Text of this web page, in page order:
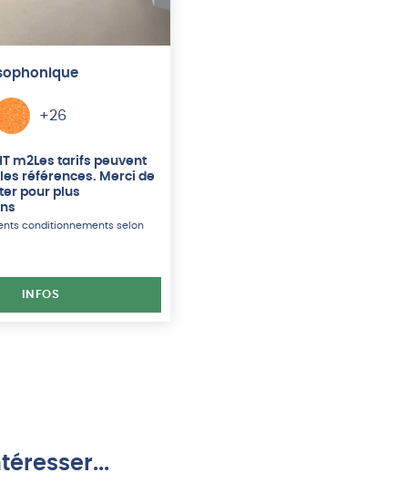
+26
m2Les tarifs peuvent
références. Merci de
pour plus
conditionnements selon
INFOS